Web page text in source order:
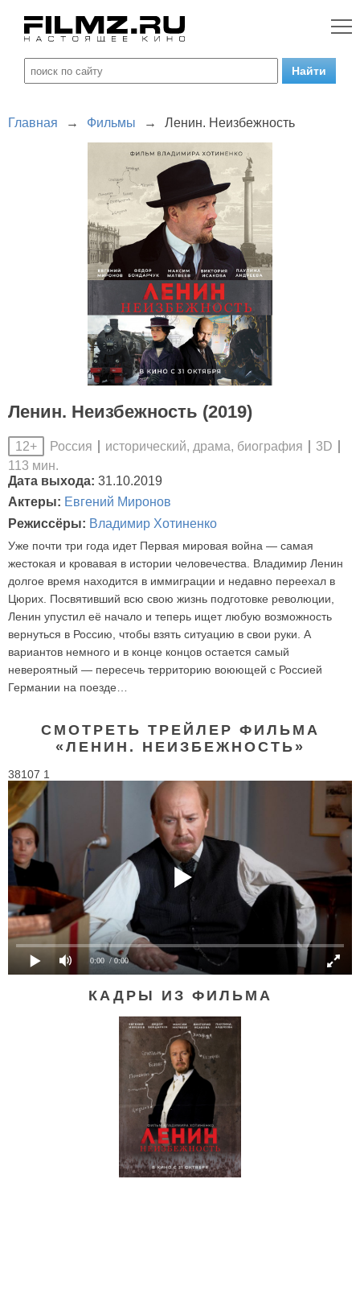
Главная → Фильмы → Ленин. Неизбежность
Ленин. Неизбежность (2019)
12+ Россия исторический, драма, биография
3D
113 мин.
Дата выхода: 31.10.2019
Актеры: Евгений Миронов
Режиссёры: Владимир Хотиненко
Уже почти три года идет Первая мировая война — самая
жестокая и кровавая в истории человечества. Владимир Ленин
долгое время находится в иммиграции и недавно переехал в
Цюрих. Посвятивший всю свою жизнь подготовке революции,
Ленин упустил её начало и теперь ищет любую возможность
вернуться в Россию, чтобы взять ситуацию в свои руки. А
вариантов немного и в конце концов остается самый
невероятный — пересечь территорию воюющей с Россией
Германии на поезде…
СМОТРЕТЬ ТРЕЙЛЕР ФИЛЬМА
«ЛЕНИН. НЕИЗБЕЖНОСТЬ»
38107 1
0:00 / 0:00
КАДРЫ ИЗ ФИЛЬМА